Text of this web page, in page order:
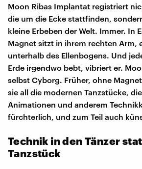
Moon Ribas Implantat registriert
die um die Ecke stattfinden,
kleine Erbeben der Welt. Immer. In
Magnet sitzt in ihrem rechten Arm,
unterhalb des Ellenbogens. Und
Erde irgendwo bebt, vibriert er.
selbst Cyborg. Früher, ohne
sie all die modernen Tanzstücke,
Animationen und anderem
fürchterlich, und zum Teil auch
Technik in den Tänzer
Tanzstück